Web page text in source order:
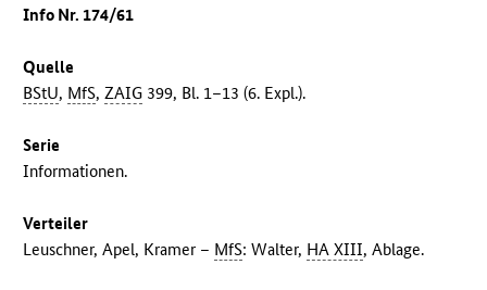
Info Nr. 174/61
Quelle
BStU, MfS,ZAIG 399, Bl. 1–13 (6. Expl.).
Serie
Informationen.
Verteiler
Leuschner, Apel, Kramer – MfS: Walter, HA XIII, Ablage.